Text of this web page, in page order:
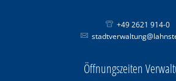
+49 2621 914-0
Öffnungszeiten